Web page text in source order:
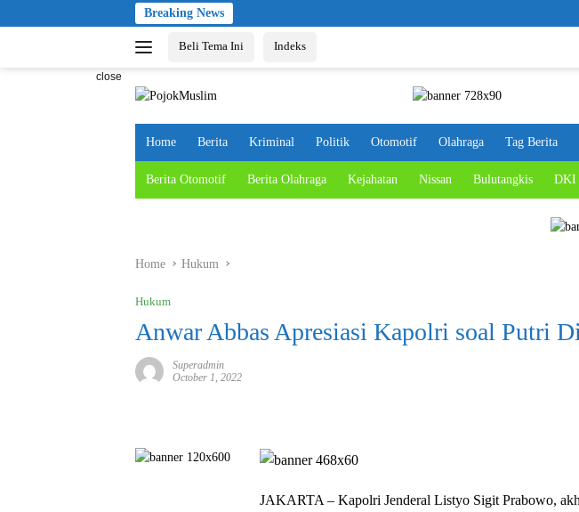
to
Breaking News
Beli Tema Ini Indeks
close
Home Berita Kriminal Politik Otomotif Olahraga Tag Berita
Berita Otomotif Berita Olahraga Kejahatan Nissan Bulutangkis DKI
Home Hukum
Hukum
Anwar Abbas Apresiasi Kapolri soal Putri
Superadmin
October 1, 2022
JAKARTA – Kapolri Jenderal Listyo Sigit Prabowo,